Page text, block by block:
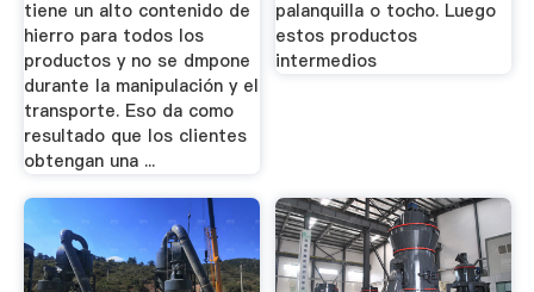
tiene un alto contenido de
hierro para todos los
productos y no se dmpone
durante la manipulación y el
transporte. Eso da como
resultado que los clientes
obtengan una ...
palanquilla o tocho. Luego
estos productos
intermedios